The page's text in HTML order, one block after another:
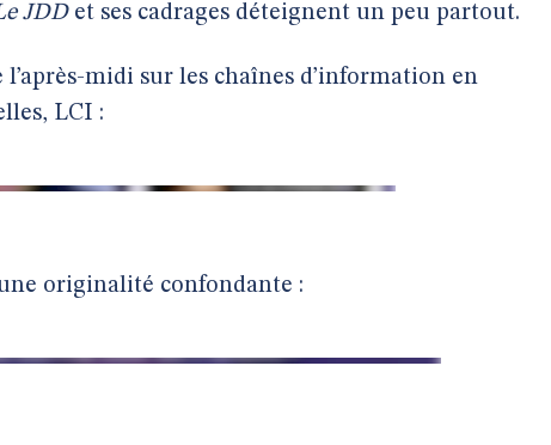
JDDet ses cadrages déteignent un peu partout.
midi sur les chaînes d’information en
LCI :
originalité confondante :